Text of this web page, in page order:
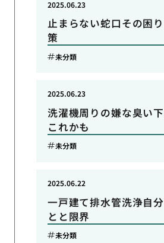
止まらない蛇口その困
策
2025.06.23
未分類
洗濯機周りの嫌な臭い
これかも
2025.06.23
未分類
一戸建て排水管洗浄自
とと限界
2025.06.22
未分類